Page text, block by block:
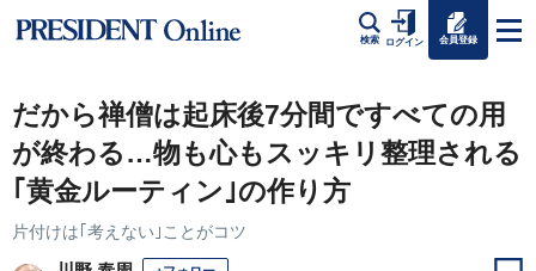
検索 ログイン 会員登録
だから禅僧は起床後7分間ですべての用
が終わる…物も心もスッキリ整理される
｢黄金ルーティン｣の作り方
片付けは｢考えない｣ことがコツ